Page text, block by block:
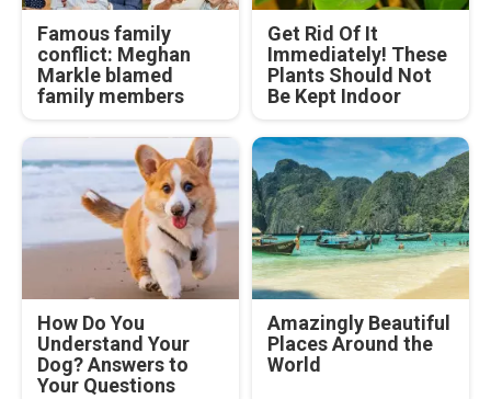
Famous family
conflict: Meghan
Markle blamed
family members
Get Rid Of It
Immediately! These
Plants Should Not
Be Kept Indoor
How Do You
Understand Your
Dog? Answers to
Your Questions
Amazingly Beautiful
Places Around the
World